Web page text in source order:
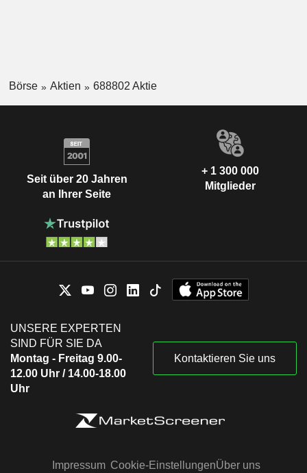
Börse Aktien 688802 Aktie
Seit über 20 Jahren
an Ihrer Seite
+ 1 300 000
Mitglieder
UNSERE EXPERTEN
SIND FÜR SIE DA
Montag - Freitag 9.00-
12.00 Uhr / 14.00-18.00
Uhr
Kontaktieren Sie uns
Impressum Cookie-EinstellungenÜber uns